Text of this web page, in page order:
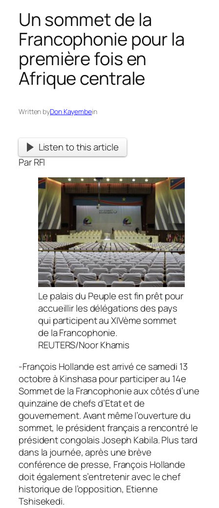
Un sommet de la
Francophonie pour la
première fois en
Afrique centrale
Written byDon Kayembein
Listen to this article
Par RFI
Le palais du Peuple est fin prêt pour
accueillir les délégations des pays
qui participent au XIVème sommet
de la Francophonie.
REUTERS/Noor Khamis
-François Hollande est arrivé ce samedi 13
octobre à Kinshasa pour participer au 14e
Sommet de la Francophonie aux côtés d’une
quinzaine de chefs d’Etat et de
gouvernement. Avant même l’ouverture du
sommet, le président français a rencontré le
président congolais Joseph Kabila. Plus tard
dans la journée, après une brève
conférence de presse, François Hollande
doit également s’entretenir avec le chef
historique de l’opposition, Etienne
Tshisekedi.